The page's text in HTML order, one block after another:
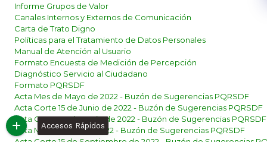
Informe Grupos de Valor
Canales Internos y Externos de Comunicación​
Carta de Trato Digno​
Políticas para el Tratamiento de Datos Personales
Manual de Atención al Usuario
Formato Encuesta de Medición de Percepción
Diagnóstico Servicio al Ciudadano​
Formato PQRSDF​
Acta Mes de Mayo de 2022 - Buzón de Sugerencias PQRSDF​​​
Acta Corte 15 de Junio de 2022 - Buzón de Sugerencias PQRSDF​​​
Acta Corte 30 de Junio de 2022 - Buzón de Sugerenc​​ias PQRSDF​​​
Acta Mes de Julio​ de 2022 - Buzón de Sugerencias PQRSDF
Accesos Rápidos